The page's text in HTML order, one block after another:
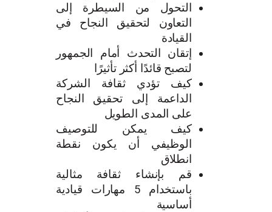
التحول من السيطرة إلى
التعاون لتحقيق النجاح في
القيادة
إتقان التحدث أمام الجمهور
لتصبح قائدًا أكثر تأثيرًا
كيف تؤدي ثقافة الشركة
الداعمة إلى تحقيق النجاح
على المدى الطويل
كيف يمكن للتوصيف
الوظيفي أن يكون نقطة
انطلاق
قم بإنشاء ثقافة مثالية
باستخدام 5 مهارات قيادية
أساسية